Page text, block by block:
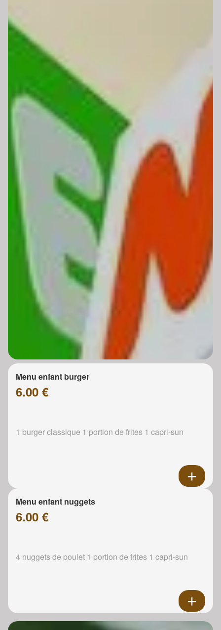
Menu enfant burger
6.00 €
1 burger classique 1 portion de frites 1 capri-sun
Menu enfant nuggets
6.00 €
4 nuggets de poulet 1 portion de frites 1 capri-sun